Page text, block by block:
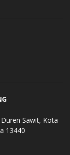
Sawit, Kota
13440